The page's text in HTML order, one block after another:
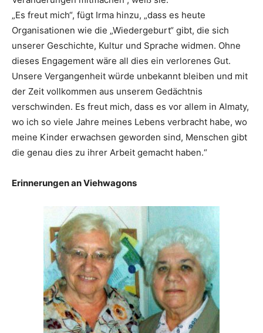
„Es freut mich“, fügt Irma hinzu, „dass es heute
Organisationen wie die „Wiedergeburt“ gibt, die sich
unserer Geschichte, Kultur und Sprache widmen. Ohne
dieses Engagement wäre all dies ein verlorenes Gut.
Unsere Vergangenheit würde unbekannt bleiben und mit
der Zeit vollkommen aus unserem Gedächtnis
verschwinden. Es freut mich, dass es vor allem in Almaty,
wo ich so viele Jahre meines Lebens verbracht habe, wo
meine Kinder erwachsen geworden sind, Menschen gibt
die genau dies zu ihrer Arbeit gemacht haben.“
Erinnerungen an Viehwagons